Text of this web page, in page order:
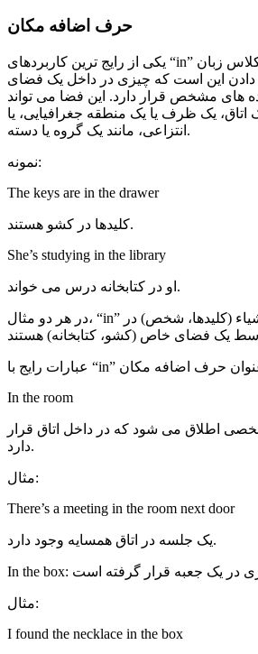
حرف اضافه مکان
یکی از رایج ترین کاربردهای “in” برای زبان آموزان در کلاس زبان
دادن این است که چیزی در داخل یک فضای
های مشخص قرار دارد. این فضا می تواند
اتاق، یک ظرف یا یک منطقه جغرافیایی، یا
انتزاعی، مانند یک گروه یا دسته.
نمونه:
The keys are in the drawer
کلیدها در کشو هستند.
She’s studying in the library
او در کتابخانه درس می خواند.
در هر دو مثال، “in” نشان می دهد که اشیاء (کلیدها، شخص) در
In the room
اطلاق می شود که در داخل اتاق قرار
دارد.
مثال:
There’s a meeting in the room next door
یک جلسه در اتاق همسایه وجود دارد.
مثال:
I found the necklace in the box